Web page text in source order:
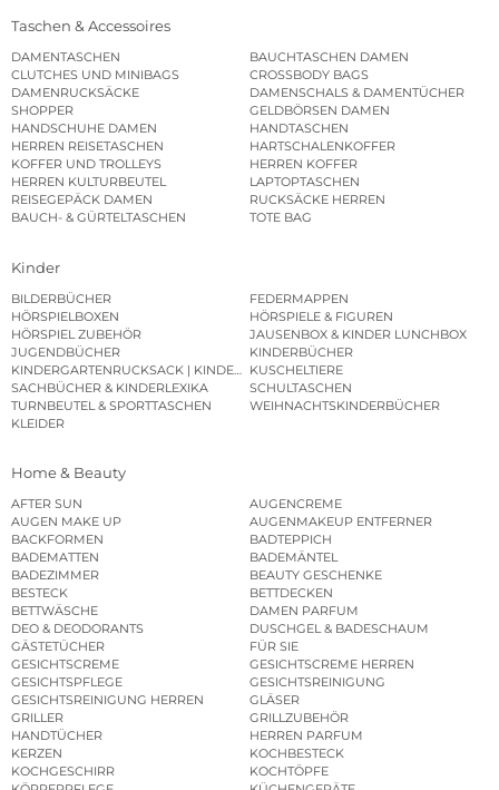
Taschen & Accessoires
DAMENTASCHEN
BAUCHTASCHEN DAMEN
CLUTCHES UND MINIBAGS
CROSSBODY BAGS
DAMENRUCKSÄCKE
DAMENSCHALS & DAMENTÜCHER
SHOPPER
GELDBÖRSEN DAMEN
HANDSCHUHE DAMEN
HANDTASCHEN
HERREN REISETASCHEN
HARTSCHALENKOFFER
KOFFER UND TROLLEYS
HERREN KOFFER
HERREN KULTURBEUTEL
LAPTOPTASCHEN
REISEGEPÄCK DAMEN
RUCKSÄCKE HERREN
BAUCH- & GÜRTELTASCHEN
TOTE BAG
Kinder
BILDERBÜCHER
FEDERMAPPEN
HÖRSPIELBOXEN
HÖRSPIELE & FIGUREN
HÖRSPIEL ZUBEHÖR
JAUSENBOX & KINDER LUNCHBOX
JUGENDBÜCHER
KINDERBÜCHER
KINDERGARTENRUCKSACK | KINDERGARTENBEUTEL
KUSCHELTIERE
SACHBÜCHER & KINDERLEXIKA
SCHULTASCHEN
TURNBEUTEL & SPORTTASCHEN
WEIHNACHTSKINDERBÜCHER
KLEIDER
Home & Beauty
AFTER SUN
AUGENCREME
AUGEN MAKE UP
AUGENMAKEUP ENTFERNER
BACKFORMEN
BADTEPPICH
BADEMATTEN
BADEMÄNTEL
BADEZIMMER
BEAUTY GESCHENKE
BESTECK
BETTDECKEN
BETTWÄSCHE
DAMEN PARFUM
DEO & DEODORANTS
DUSCHGEL & BADESCHAUM
GÄSTETÜCHER
FÜR SIE
GESICHTSCREME
GESICHTSCREME HERREN
GESICHTSPFLEGE
GESICHTSREINIGUNG
GESICHTSREINIGUNG HERREN
GLÄSER
GRILLER
GRILLZUBEHÖR
HANDTÜCHER
HERREN PARFUM
KERZEN
KOCHBESTECK
KOCHGESCHIRR
KOCHTÖPFE